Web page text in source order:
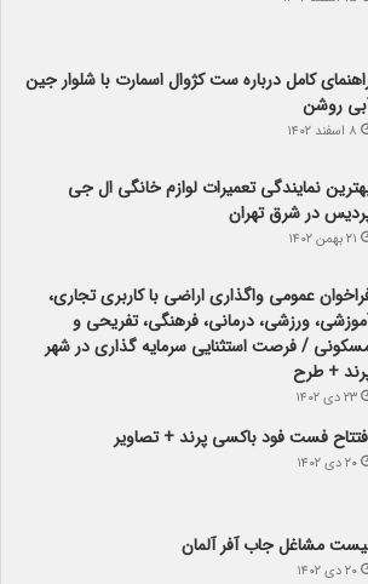
کامل درباره ست کژوال اسمارت با شلوار جین
روشن
۸ اسفند ۱۴۰۲
نمایندگی تعمیرات لوازم خانگی ال جی
در شرق تهران
۲۱ بهمن ۱۴۰۲
عمومی واگذاری اراضی با کاربری تجاری،
ورزشی، درمانی، فرهنگی، تفریحی و
/ فرصت استثنایی سرمایه گذاری در شهر
+ طرح
۲۳ دی ۱۴۰۲
فست فود باکسی پرند + تصاویر
۲۰ دی ۱۴۰۲
مشاغل جاب آفر آلمان
۲۰ دی ۱۴۰۲